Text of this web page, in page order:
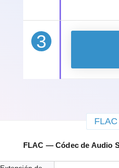
3
FLAC
FLAC — Códec de Audio